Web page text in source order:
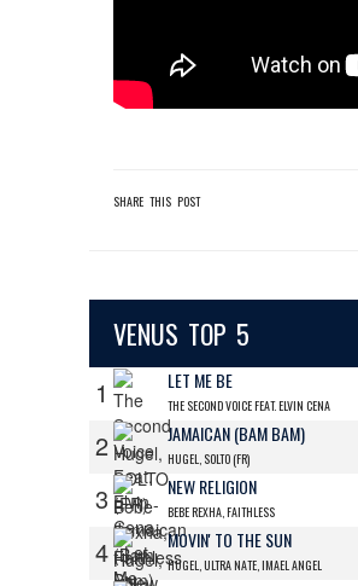
SHARE THIS POST
VENUS TOP 5
1 LET ME BE
THE SECOND VOICE FEAT. ELVIN CENA
2 JAMAICAN (BAM BAM)
HUGEL, SOLTO (FR)
3 NEW RELIGION
BEBE REXHA, FAITHLESS
4 MOVIN' TO THE SUN
HUGEL, ULTRA NATE, IMAEL ANGEL